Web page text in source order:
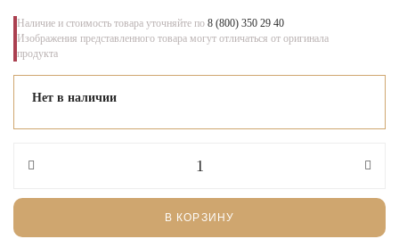
Наличие и стоимость товара уточняйте по 8 (800) 350 29 40
Изображения представленного товара могут отличаться от оригинала
продукта
Нет в наличии
В КОРЗИНУ